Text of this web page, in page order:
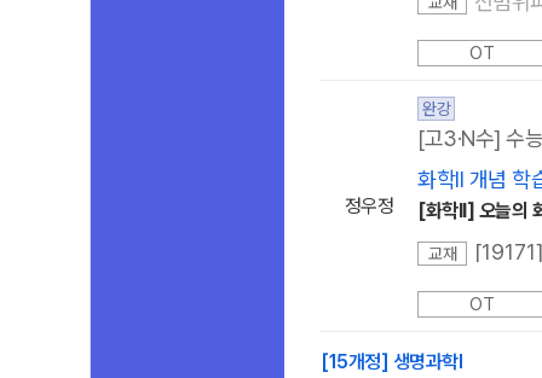
OT
정우정
완강
[고3·N수] 수
화학ll 개념 학
[화학ll] 오늘의
교재
OT
[15개정] 생명과학l